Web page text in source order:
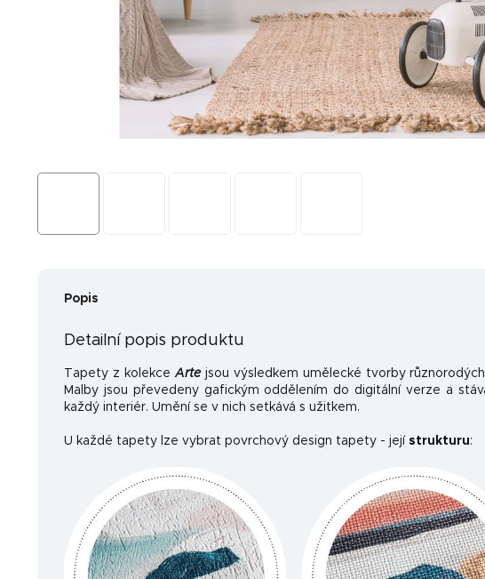
Popis
Detailní popis produktu
Tapety z kolekceArtejsou výsledkem umělecké tvorby
Malby jsou převedeny gafickým oddělením do digitální verze a
každý interiér. Umění se v nich setkává s užitkem.
U každé tapety lze vybrat povrchový design tapety - její strukturu: